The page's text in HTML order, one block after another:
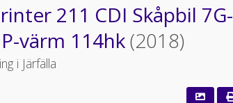
211 CDI Skåpbil 7G-
värm 114hk(2018)
i Järfälla